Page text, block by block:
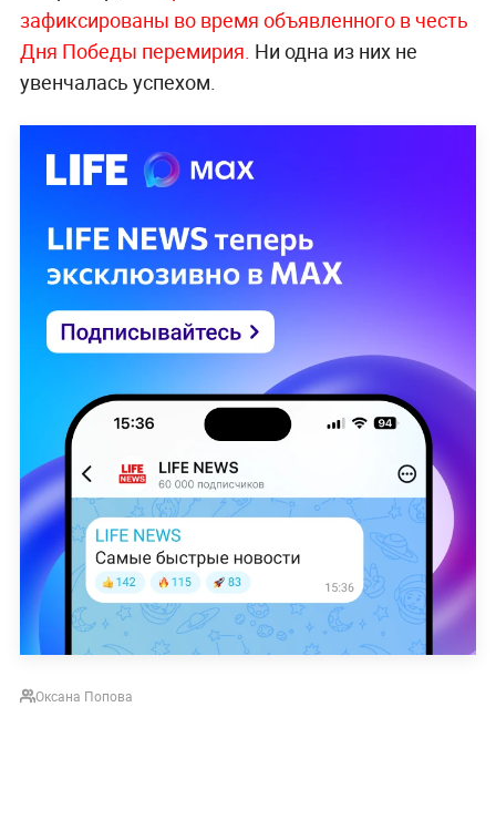
зафиксированы во время объявленного в честь
Дня Победы перемирия. Ни одна из них не
увенчалась успехом.
Оксана Попова